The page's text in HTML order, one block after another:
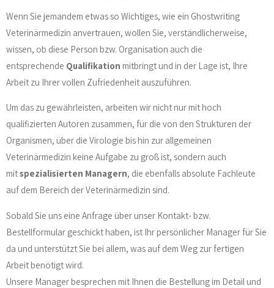
Wenn Sie jemandem etwas so Wichtiges, wie ein Ghostwriting
Veterinärmedizin anvertrauen, wollen Sie, verständlicherweise,
wissen, ob diese Person bzw. Organisation auch die
entsprechende Qualifikation mitbringt und in der Lage ist, Ihre
Arbeit zu Ihrer vollen Zufriedenheit auszuführen.
Um das zu gewährleisten, arbeiten wir nicht nur mit hoch
qualifizierten Autoren zusammen, für die von den Strukturen der
Organismen, über die Virologie bis hin zur allgemeinen
Veterinärmedizin keine Aufgabe zu groß ist, sondern auch
mitspezialisierten Managern, die ebenfalls absolute Fachleute
auf dem Bereich der Veterinärmedizin sind.
Sobald Sie uns eine Anfrage über unser Kontakt- bzw.
Bestellformular geschickt haben, ist Ihr persönlicher Manager für Sie
da und unterstützt Sie bei allem, was auf dem Weg zur fertigen
Arbeit benötigt wird.
Unsere Manager besprechen mit Ihnen die Bestellung im Detail und